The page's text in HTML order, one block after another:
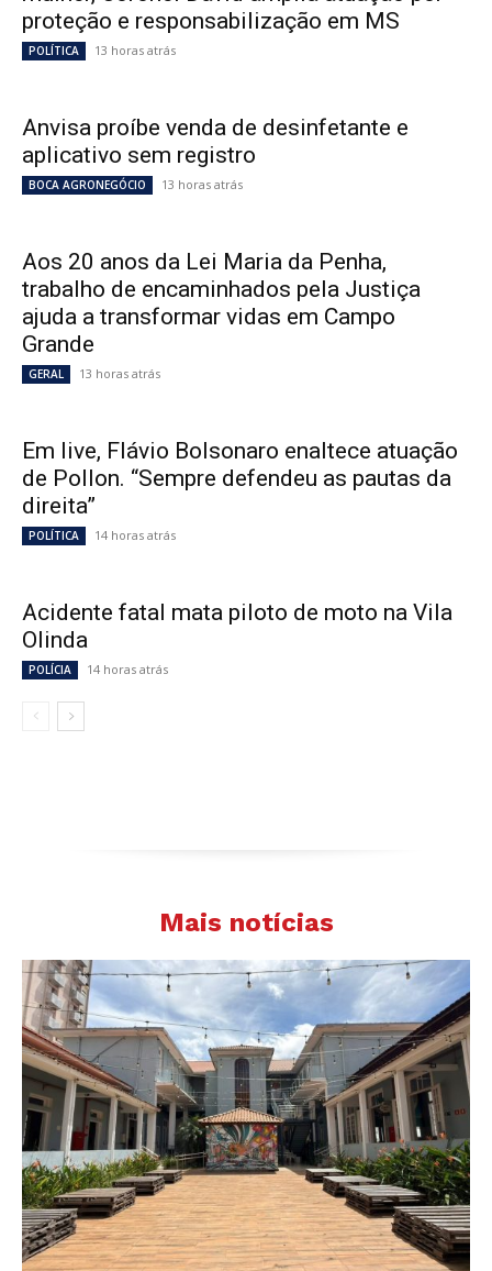
proteção e responsabilização em MS
POLÍTICA 13 horas atrás
Anvisa proíbe venda de desinfetante e
aplicativo sem registro
BOCA AGRONEGÓCIO 13 horas atrás
Aos 20 anos da Lei Maria da Penha,
trabalho de encaminhados pela Justiça
ajuda a transformar vidas em Campo
Grande
GERAL 13 horas atrás
Em live, Flávio Bolsonaro enaltece atuação
de Pollon. “Sempre defendeu as pautas da
direita”
POLÍTICA 14 horas atrás
Acidente fatal mata piloto de moto na Vila
Olinda
POLÍCIA 14 horas atrás
Mais notícias